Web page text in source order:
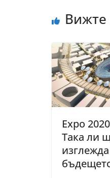
Expo
Така ли